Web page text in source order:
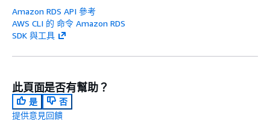
Amazon RDS API 參考
AWS CLI 的 命令 Amazon RDS
SDK 與工具
此頁面是否有幫助？
是
否
提供意見回饋